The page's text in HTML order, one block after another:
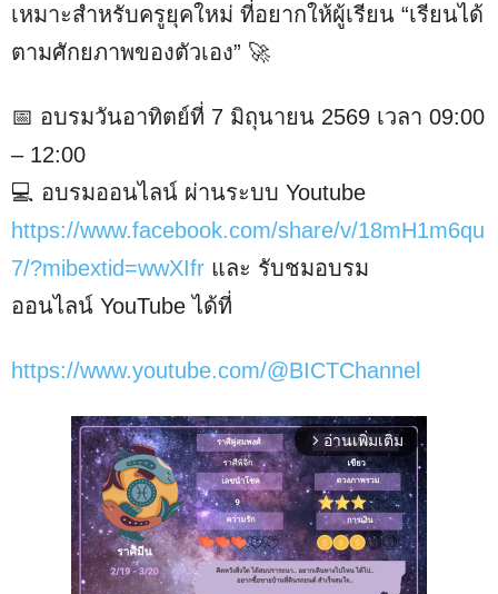
เหมาะสำหรับครูยุคใหม่ ที่อยากให้ผู้เรียน “เรียนได้
ตามศักยภาพของตัวเอง” 🚀
📅 อบรมวันอาทิตย์ที่ 7 มิถุนายน 2569 เวลา 09:00
– 12:00
💻 อบรมออนไลน์ ผ่านระบบ Youtube
https://www.facebook.com/share/v/18mH1m6qu
7/?mibextid=wwXIfr และ รับชมอบรม
ออนไลน์ YouTube ได้ที่
https://www.youtube.com/@BICTChannel
arrow_forward_ios อ่านเพิ่มเติม